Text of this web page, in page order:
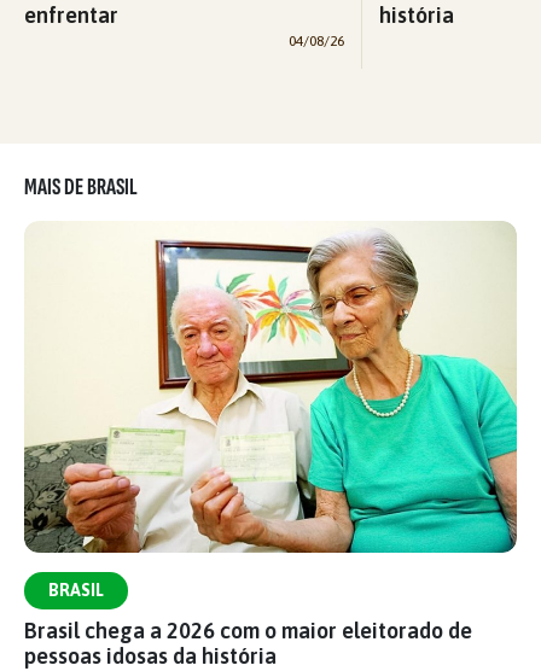
enfrentar
04/08/26
história
MAIS DE BRASIL
BRASIL
Brasil chega a 2026 com o maior eleitorado de
pessoas idosas da história